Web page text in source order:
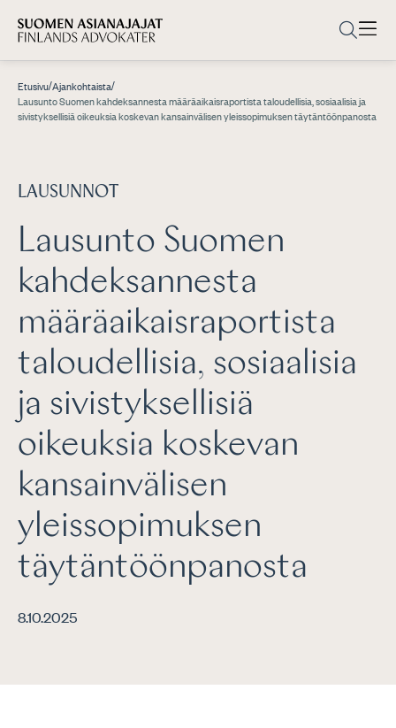
Etusivu/Ajankohtaista/
Lausunto Suomen kahdeksannesta määräaikaisraportista taloudellisia, sosiaalisia ja
sivistyksellisiä oikeuksia koskevan kansainvälisen yleissopimuksen täytäntöönpanosta
LAUSUNNOT
Lausunto Suomen
kahdeksannesta
määräaikaisraportista
taloudellisia, sosiaalisia
ja sivistyksellisiä
oikeuksia koskevan
kansainvälisen
yleissopimuksen
täytäntöönpanosta
8.10.2025